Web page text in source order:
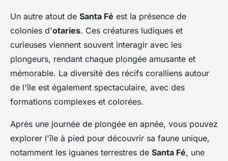
Un autre atout de Santa Fé est la présence de
colonies d'otaries. Ces créatures ludiques et
curieuses viennent souvent interagir avec les
plongeurs, rendant chaque plongée amusante et
mémorable. La diversité des récifs coralliens autour
de l'île est également spectaculaire, avec des
formations complexes et colorées.
Après une journée de plongée en apnée, vous pouvez
explorer l'île à pied pour découvrir sa faune unique,
notamment les iguanes terrestres de Santa Fé, une